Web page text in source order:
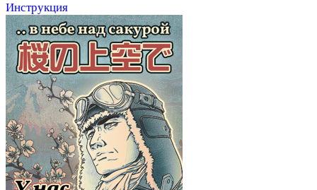
Инструкция